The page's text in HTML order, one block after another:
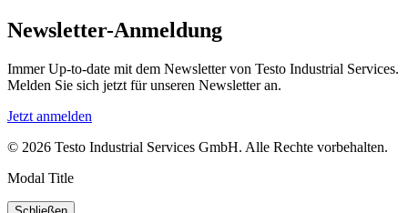
Newsletter-Anmeldung
Immer Up-to-date mit dem Newsletter von Testo Industrial Services.
Melden Sie sich jetzt für unseren Newsletter an.
Jetzt anmelden
© 2026 Testo Industrial Services GmbH. Alle Rechte vorbehalten.
Modal Title